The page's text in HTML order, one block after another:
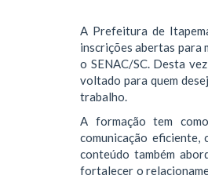
A Prefeitura de
inscrições abertas para
o SENAC/SC. Desta
voltado para quem
trabalho.
A formação tem
comunicação eficiente,
conteúdo também
fortalecer o